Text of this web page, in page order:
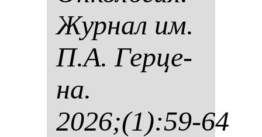
Жур­нал им.
П.А. Гер­це­
на.
2026;(1):59-64